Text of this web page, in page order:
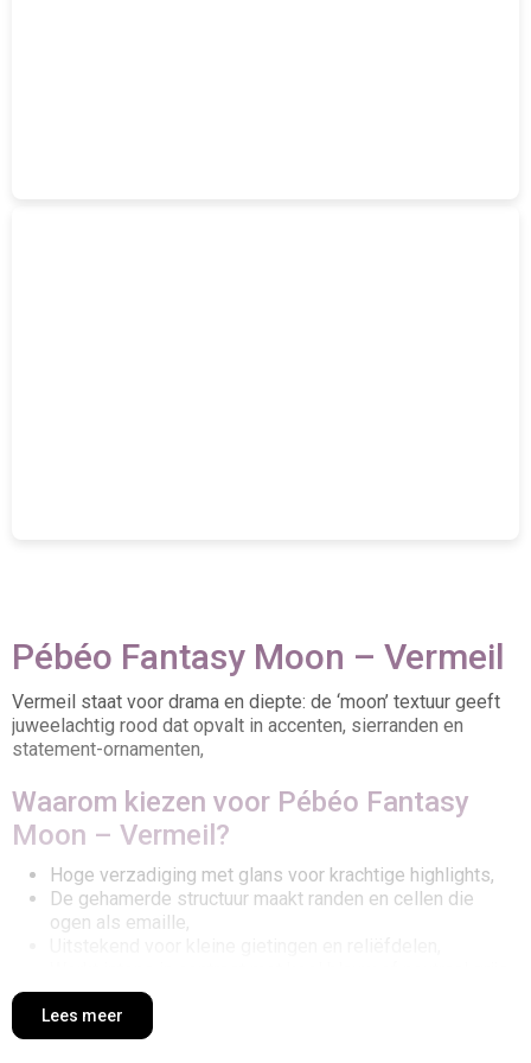
Pébéo Fantasy Moon – Vermeil
Vermeil staat voor drama en diepte: de ‘moon’ textuur geeft
juweelachtig rood dat opvalt in accenten, sierranden en
statement-ornamenten,
Waarom kiezen voor Pébéo Fantasy
Moon – Vermeil?
Hoge verzadiging met glans voor krachtige highlights,
De gehamerde structuur maakt randen en cellen die
ogen als emaille,
Creatieve toepassingen met Pébéo
Lees meer